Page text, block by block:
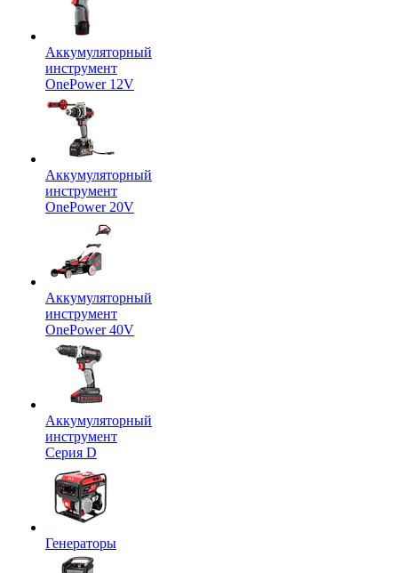
Аккумуляторный
инструмент
OnePower 12V
Аккумуляторный
инструмент
OnePower 20V
Аккумуляторный
инструмент
OnePower 40V
Аккумуляторный
инструмент
Серия D
Генераторы